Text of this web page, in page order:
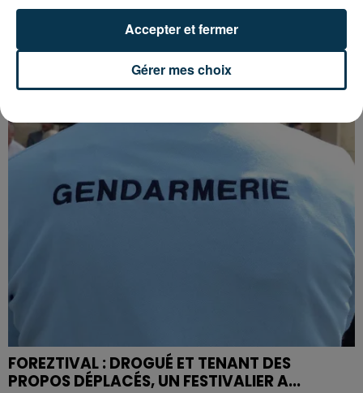
QUI EST CET ANCIEN VERT QUI DÉBARQUE
AVEC LE MAILLOT DE L'ASSE DANS...
FOREZTIVAL : DROGUÉ ET TENANT DES
PROPOS DÉPLACÉS, UN FESTIVALIER A...
Gérer mes choix
Accepter et fermer